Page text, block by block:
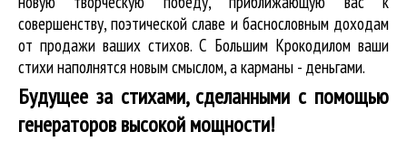
совершенству, поэтической славе и баснословным доходам
от продажи ваших стихов. С Большим Крокодилом ваши
стихи наполнятся новым смыслом, а карманы - деньгами.
Будущее за стихами, сделанными с помощью
генераторов высокой мощности!